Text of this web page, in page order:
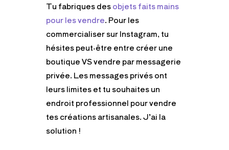
Tu fabriques desobjets faits mains
pour les vendre. Pour les
commercialiser sur Instagram, tu
hésites peut-être entre créer une
boutique VS vendre par messagerie
privée. Les messages privés ont
leurs limites et tu souhaites un
endroit professionnel pour vendre
tes créations artisanales. J’ai la
solution !